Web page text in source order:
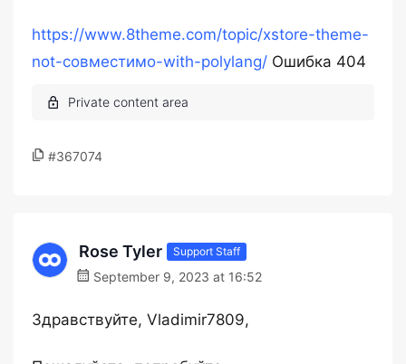
https://www.8theme.com/topic/xstore-theme-
not-совместимо-with-polylang/ Ошибка 404
#367074
Rose Tyler Support Staff
September 9, 2023 at 16:52
Здравствуйте, Vladimir7809,